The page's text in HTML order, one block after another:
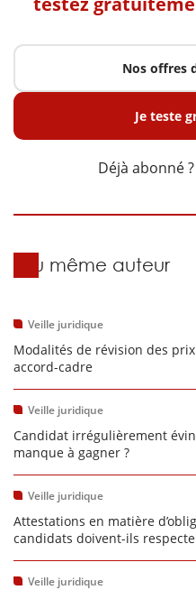
Nos offres
Je teste
Déjà abonné ?
Du même auteur
Veille juridique
Modalités de révision des
accord-cadre
Veille juridique
Candidat irrégulièrement
manque à gagner ?
Veille juridique
Attestations en matière
candidats doivent-ils
Veille juridique